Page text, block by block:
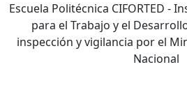
Escuela Politécnica CIFORTED -
para el Trabajo y el
inspección y vigilancia por el
Nacional